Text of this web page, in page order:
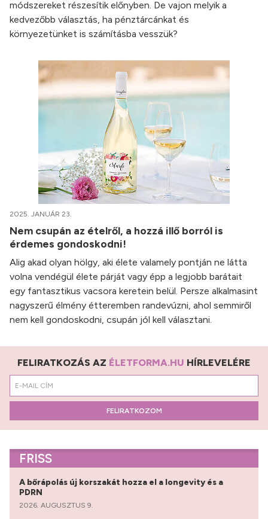
módszereket részesítik előnyben. De vajon melyik a
kedvezőbb választás, ha pénztárcánkat és
környezetünket is számításba vesszük?
2025. JANUÁR 23.
Nem csupán az ételről, a hozzá illő borról is
érdemes gondoskodni!
Alig akad olyan hölgy, aki élete valamely pontján ne látta
volna vendégül élete párját vagy épp a legjobb barátait
egy fantasztikus vacsora keretein belül. Persze alkalmasint
nagyszerű élmény étteremben randevúzni, ahol semmiről
nem kell gondoskodni, csupán jól kell választani.
FELIRATKOZÁS AZ ÉLETFORMA.HU HÍRLEVELÉRE
FELIRATKOZOM
FRISS
A bőrápolás új korszakát hozza el a longevity és a
PDRN
2026. AUGUSZTUS 9.